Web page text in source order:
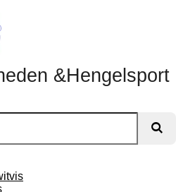
&Hengelsport